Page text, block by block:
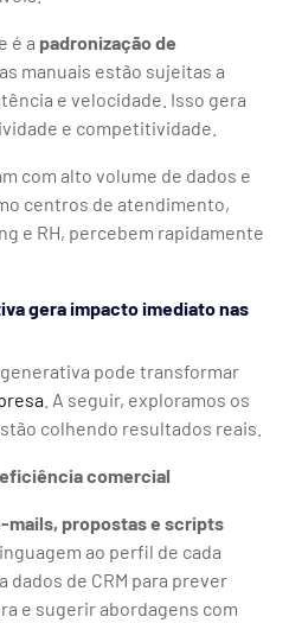
é a padronização de
manuais estão sujeitas a
e velocidade. Isso gera
e competitividade.
com alto volume de dados e
centros de atendimento,
e RH, percebem rapidamente
gera impacto imediato nas
pode transformar
. A seguir, exploramos os
colhendo resultados reais.
comercial
mails, propostas e scripts
ao perfil de cada
dados de CRM para prever
e sugerir abordagens com